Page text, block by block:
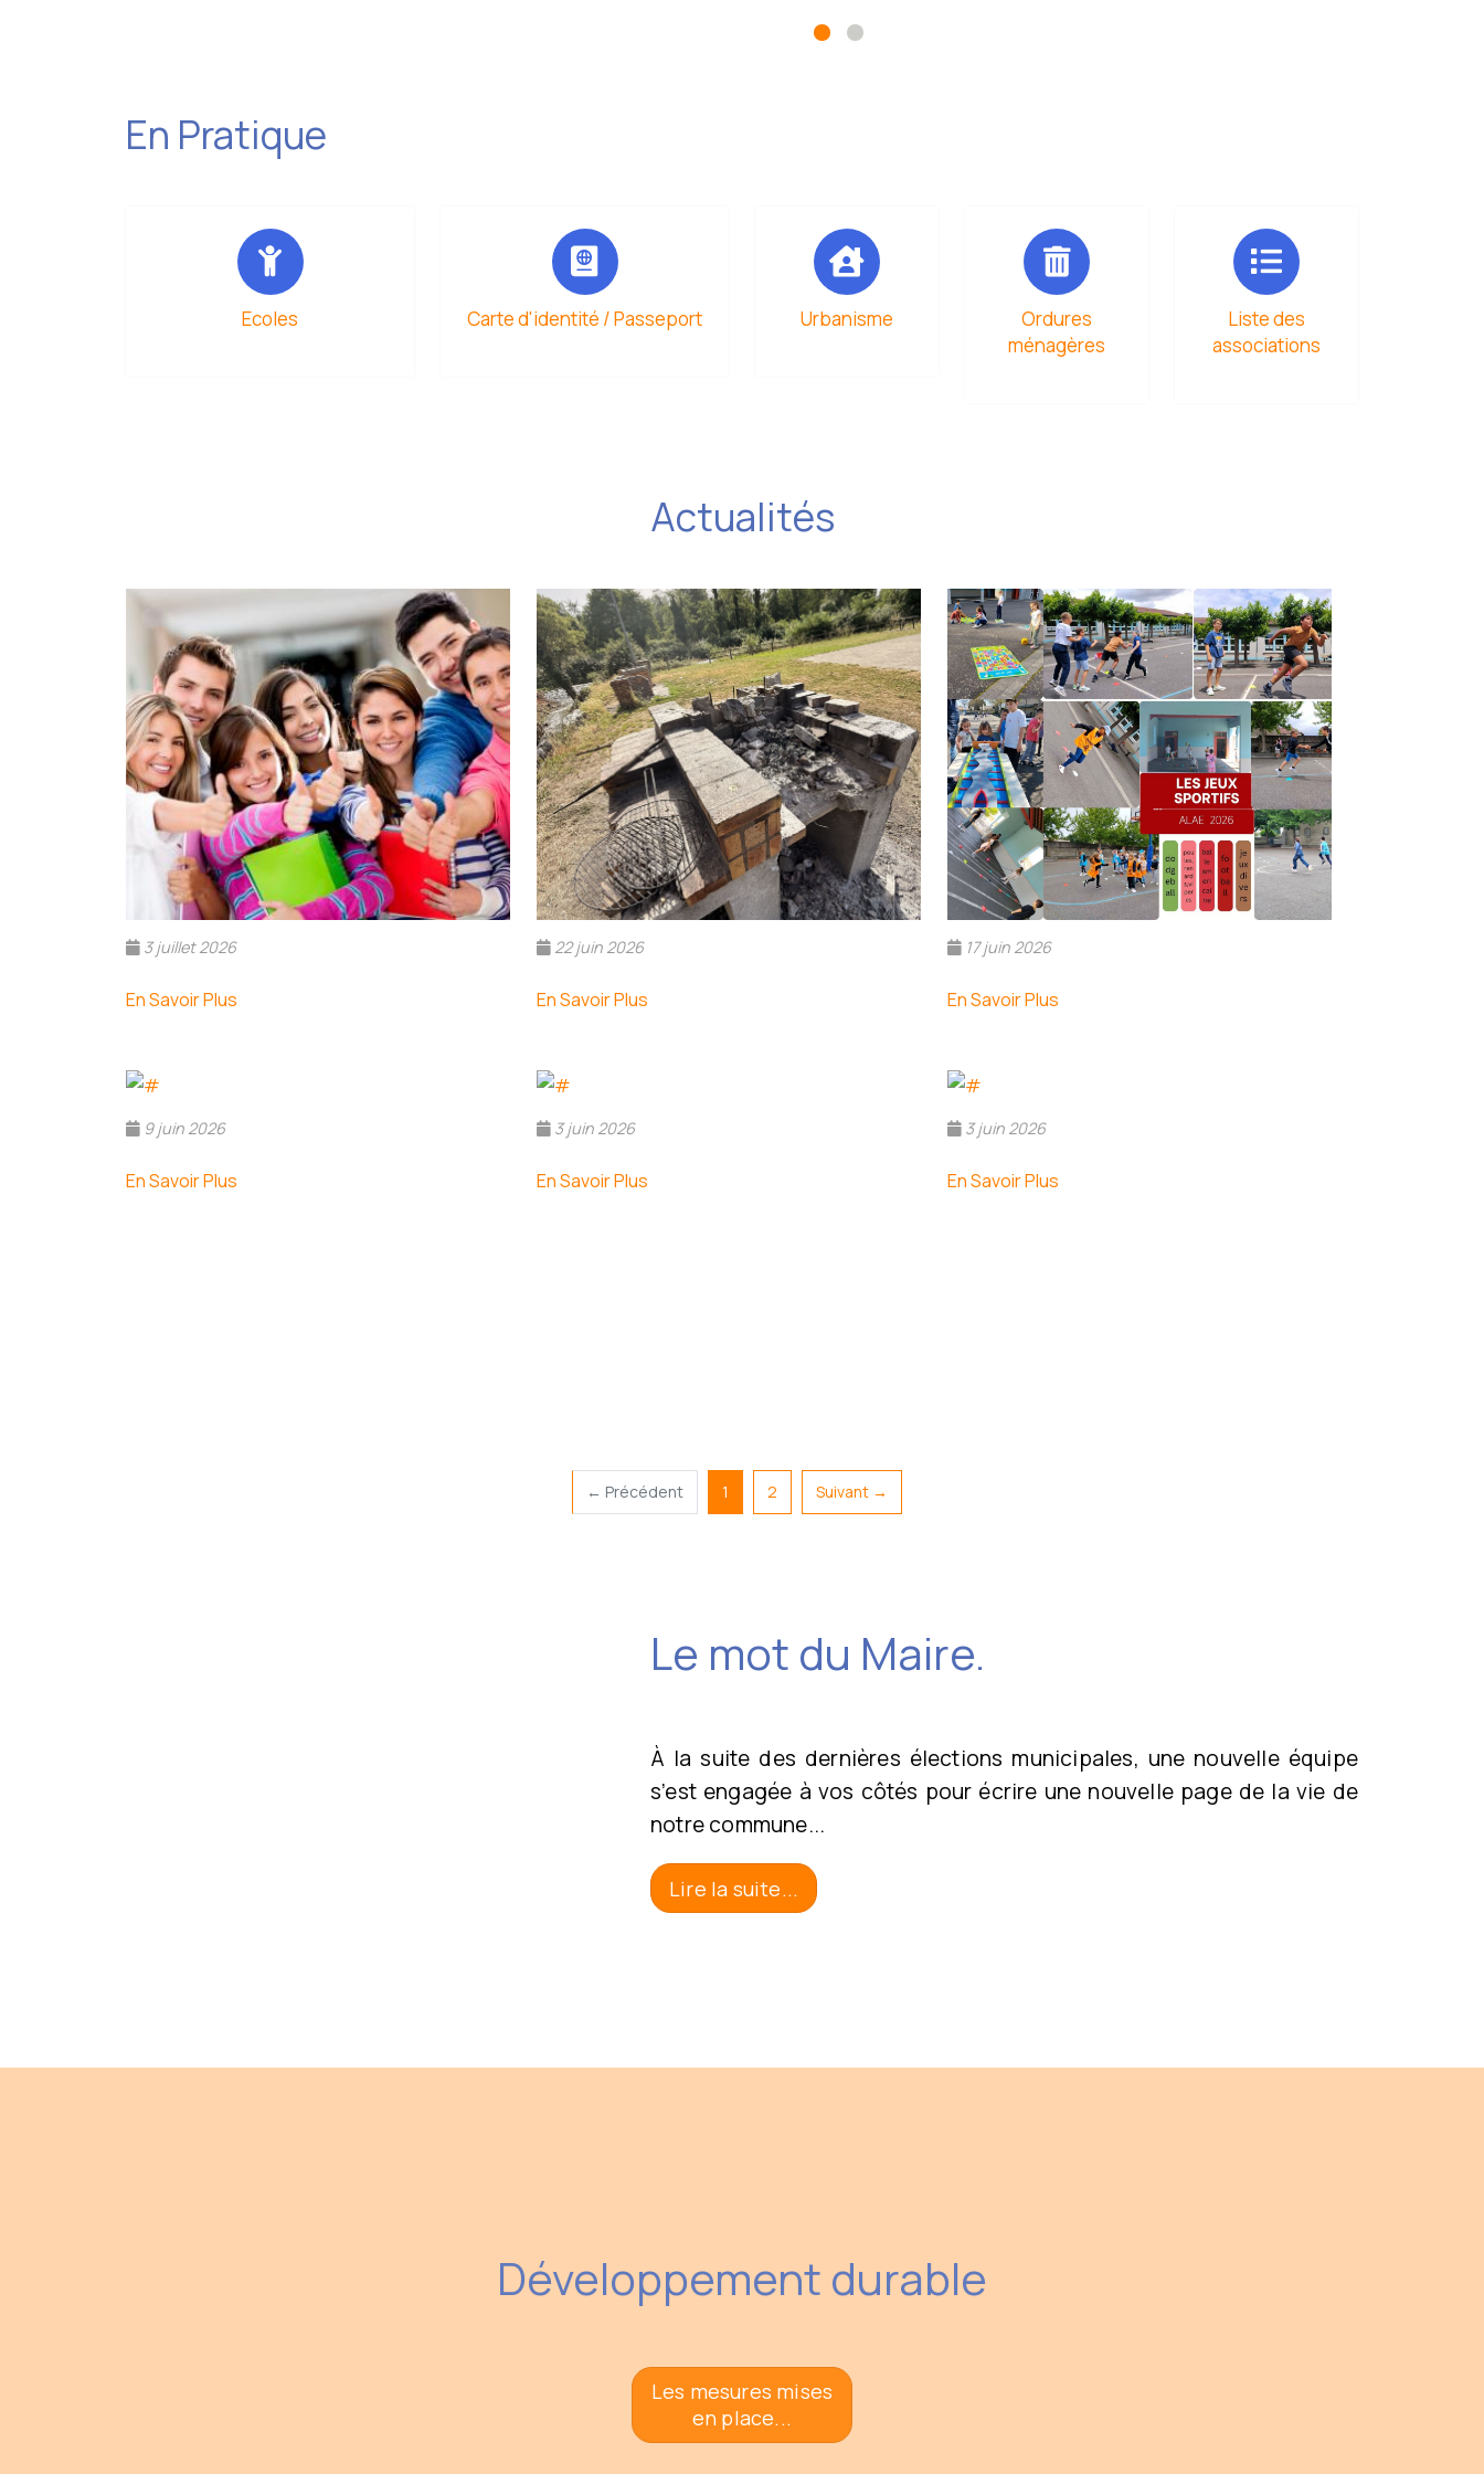
Le vendredi 28 août 2026, de 14h à 16h.
En Pratique
Ecoles Carte d'identité / Passeport Urbanisme
Ordures
ménagères
Liste des
associations
Actualités
3 juillet 2026
En Savoir Plus
22 juin 2026
En Savoir Plus
17 juin 2026
En Savoir Plus
9 juin 2026
En Savoir Plus
3 juin 2026
En Savoir Plus
3 juin 2026
En Savoir Plus
← Précédent 1 (actuel)
2 Suivant →
Le mot du Maire.
À la suite des dernières élections municipales, une nouvelle équipe
s’est engagée à vos côtés pour écrire une nouvelle page de la vie de
notre commune...
Lire la suite...
Développement durable
Les mesures mises
en place...